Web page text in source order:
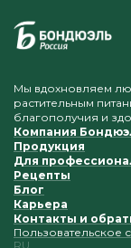
Мы вдохновляем
растительным
благополучия и
Компания
Продукция
Для
Рецепты
Блог
Карьера
Контакты и
Пользовательское
RU